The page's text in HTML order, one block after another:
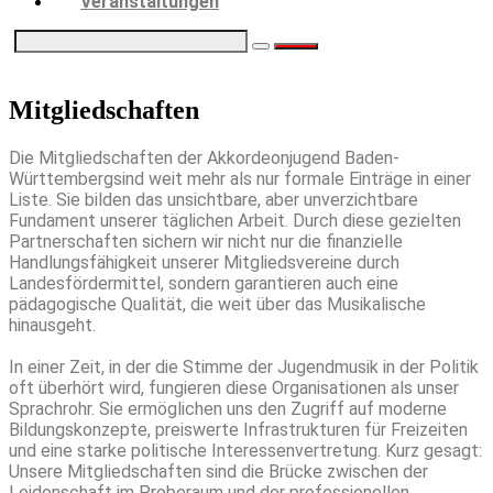
Mitgliedschaften
Die Mitgliedschaften der Akkordeonjugend Baden-
Württembergsind weit mehr als nur formale Einträge in einer
Liste. Sie bilden das unsichtbare, aber unverzichtbare
Fundament unserer täglichen Arbeit. Durch diese gezielten
Partnerschaften sichern wir nicht nur die finanzielle
Handlungsfähigkeit unserer Mitgliedsvereine durch
Landesfördermittel, sondern garantieren auch eine
pädagogische Qualität, die weit über das Musikalische
hinausgeht.
In einer Zeit, in der die Stimme der Jugendmusik in der Politik
oft überhört wird, fungieren diese Organisationen als unser
Sprachrohr. Sie ermöglichen uns den Zugriff auf moderne
Bildungskonzepte, preiswerte Infrastrukturen für Freizeiten
und eine starke politische Interessenvertretung. Kurz gesagt:
Unsere Mitgliedschaften sind die Brücke zwischen der